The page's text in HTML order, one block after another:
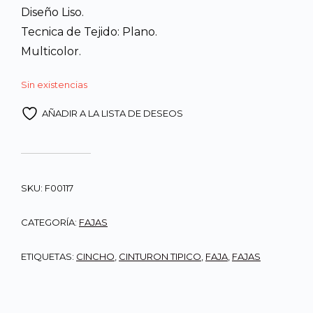
Diseño Liso.
Tecnica de Tejido: Plano.
Multicolor.
Sin existencias
AÑADIR A LA LISTA DE DESEOS
SKU: F00117
CATEGORÍA: FAJAS
ETIQUETAS: CINCHO, CINTURON TIPICO, FAJA, FAJAS